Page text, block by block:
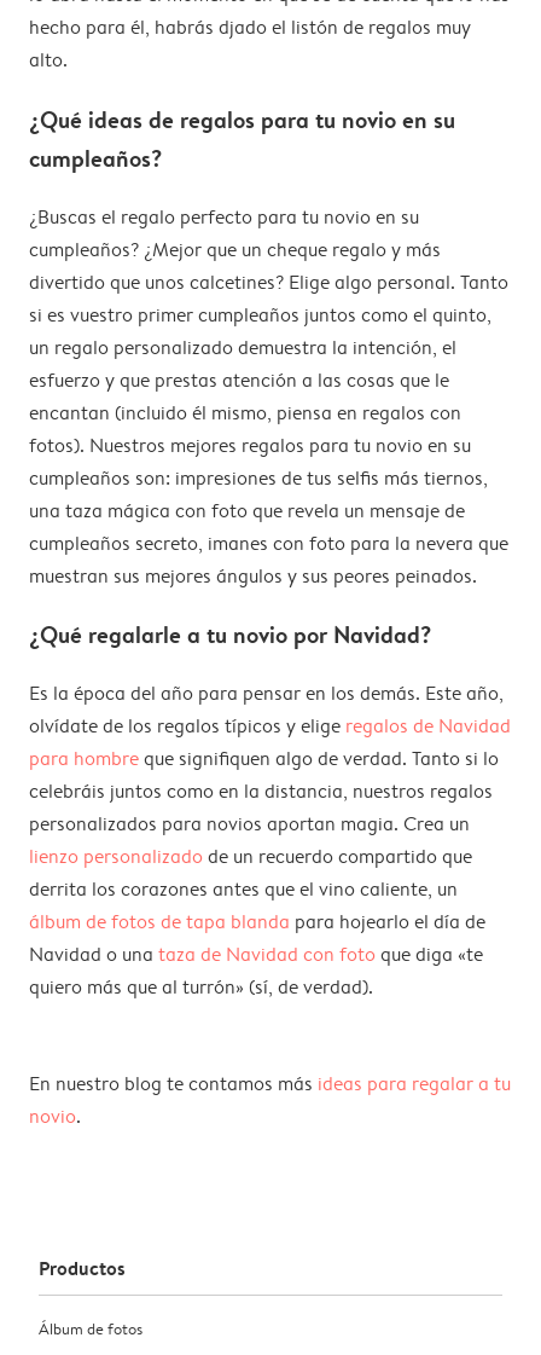
hecho para él, habrás djado el listón de regalos muy
alto.
¿Qué ideas de regalos para tu novio en su
cumpleaños?
¿Buscas el regalo perfecto para tu novio en su
cumpleaños? ¿Mejor que un cheque regalo y más
divertido que unos calcetines? Elige algo personal. Tanto
si es vuestro primer cumpleaños juntos como el quinto,
un regalo personalizado demuestra la intención, el
esfuerzo y que prestas atención a las cosas que le
encantan (incluido él mismo, piensa en regalos con
fotos). Nuestros mejores regalos para tu novio en su
cumpleaños son: impresiones de tus selfis más tiernos,
una taza mágica con foto que revela un mensaje de
cumpleaños secreto, imanes con foto para la nevera que
muestran sus mejores ángulos y sus peores peinados.
¿Qué regalarle a tu novio por Navidad?
Es la época del año para pensar en los demás. Este año,
olvídate de los regalos típicos y elige regalos de Navidad
para hombreque signifiquen algo de verdad. Tanto si lo
celebráis juntos como en la distancia, nuestros regalos
personalizados para novios aportan magia. Crea un
lienzo personalizado de un recuerdo compartido que
derrita los corazones antes que el vino caliente, un
álbum de fotos de tapa blanda para hojearlo el día de
Navidad o una taza de Navidad con foto que diga «te
quiero más que al turrón» (sí, de verdad).
En nuestro blog te contamos más ideas para regalar a tu
novio.
Productos
Álbum de fotos